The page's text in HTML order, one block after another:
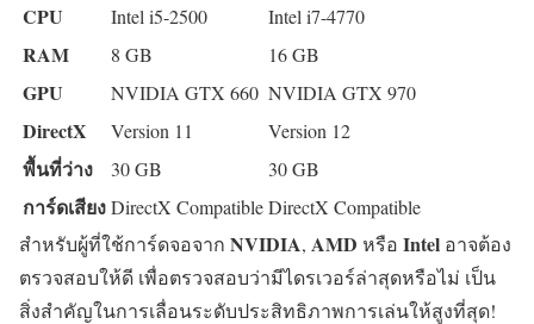
CPU Intel i5-2500 Intel i7-4770
RAM 8 GB 16 GB
GPU NVIDIA GTX 660 NVIDIA GTX 970
DirectX Version 11 Version 12
พื้นที่ว่าง 30 GB 30 GB
การ์ดเสียงDirectX CompatibleDirectX Compatible
สำหรับผู้ที่ใช้การ์ดจอจาก NVIDIA, AMD หรือ Intel อาจต้อง
ตรวจสอบให้ดี เพื่อตรวจสอบว่ามีไดรเวอร์ล่าสุดหรือไม่ เป็น
สิ่งสำคัญในการเลื่อนระดับประสิทธิภาพการเล่นให้สูงที่สุด!